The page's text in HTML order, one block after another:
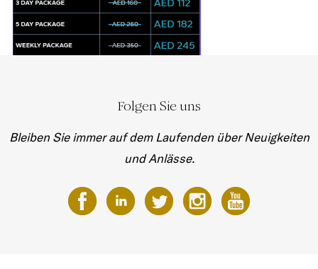
Folgen Sie uns
Bleiben Sie immer auf dem Laufenden über Neuigkeiten
und Anlässe.